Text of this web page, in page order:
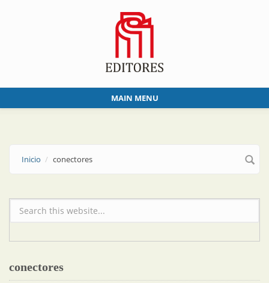
MAIN MENU
Inicio conectores
Formulario de búsqueda
conectores